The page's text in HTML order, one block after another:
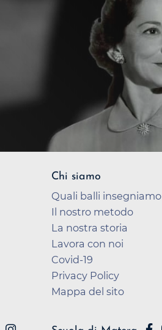
Chi siamo
Quali balli insegniamo
Il nostro metodo
La nostra storia
Lavora con noi
Covid-19
Privacy Policy
Mappa del sito